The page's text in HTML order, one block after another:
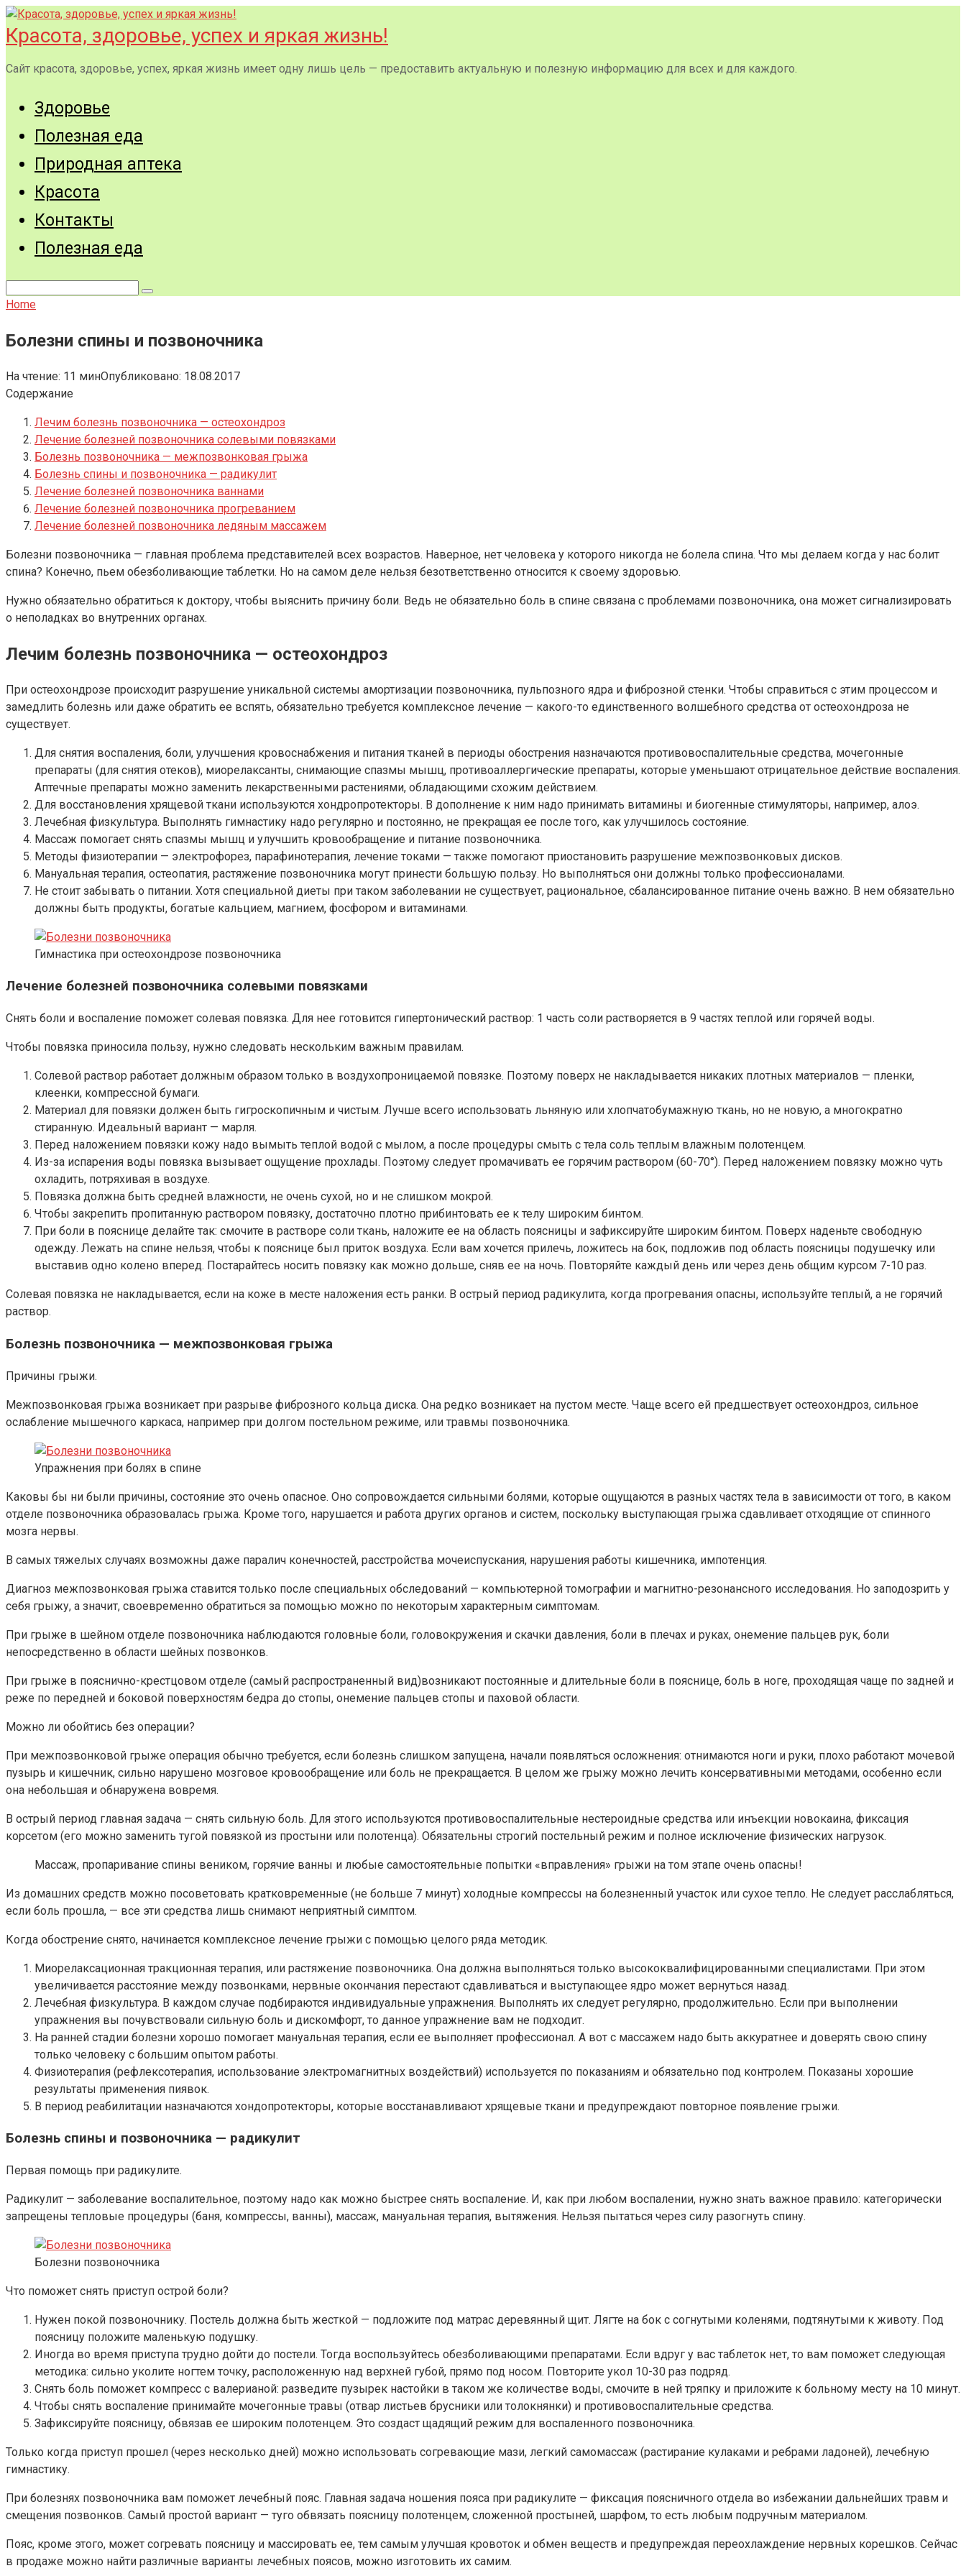
Перейти
к
контенту
Красота, здоровье, успех и яркая жизнь!
Сайт красота, здоровье, успех, яркая жизнь имеет одну лишь цель — предоставить актуальную и полезную информацию для всех и для каждого.
Здоровье
Полезная еда
Природная аптека
Красота
Контакты
Полезная еда
Home
Болезни спины и позвоночника
На чтение: 11 минОпубликовано: 18.08.2017
Содержание
Лечим болезнь позвоночника — остеохондроз
Лечение болезней позвоночника солевыми повязками
Болезнь позвоночника — межпозвонковая грыжа
Болезнь спины и позвоночника — радикулит
Лечение болезней позвоночника ваннами
Лечение болезней позвоночника прогреванием
Лечение болезней позвоночника ледяным массажем
Болезни позвоночника — главная проблема представителей всех возрастов. Наверное, нет человека у которого никогда не болела спина. Что мы делаем когда у нас болит
спина? Конечно, пьем обезболивающие таблетки. Но на самом деле нельзя безответственно относится к своему здоровью.
Нужно обязательно обратиться к доктору, чтобы выяснить причину боли. Ведь не обязательно боль в спине связана с проблемами позвоночника, она может сигнализировать
о неполадках во внутренних органах.
Лечим болезнь позвоночника — остеохондроз
При остеохондрозе происходит разрушение уникальной системы амортизации позвоночника, пульпозного ядра и фиброзной стенки. Чтобы справиться с этим процессом и
замедлить болезнь или даже обратить ее вспять, обязательно требуется комплексное лечение — какого-то единственного волшебного средства от остеохондроза не
существует.
Для снятия воспаления, боли, улучшения кровоснабжения и питания тканей в периоды обострения назначаются противовоспалительные средства, мочегонные
препараты (для снятия отеков), миорелаксанты, снимающие спазмы мышц, противоаллергические препараты, которые уменьшают отрицательное действие воспаления.
Аптечные препараты можно заменить лекарственными растениями, обладающими схожим действием.
Для восстановления хрящевой ткани используются хондропротекторы. В дополнение к ним надо принимать витамины и биогенные стимуляторы, например, алоэ.
Лечебная физкультура. Выполнять гимнастику надо регулярно и постоянно, не прекращая ее после того, как улучшилось состояние.
Массаж помогает снять спазмы мышц и улучшить кровообращение и питание позвоночника.
Методы физиотерапии — электрофорез, парафинотерапия, лечение токами — также помогают приостановить разрушение межпозвонковых дисков.
Мануальная терапия, остеопатия, растяжение позвоночника могут принести большую пользу. Но выполняться они должны только профессионалами.
Не стоит забывать о питании. Хотя специальной диеты при таком заболевании не существует, рациональное, сбалансированное питание очень важно. В нем обязательно
должны быть продукты, богатые кальцием, магнием, фосфором и витаминами.
Гимнастика при остеохондрозе позвоночника
Лечение болезней позвоночника солевыми повязками
Снять боли и воспаление поможет солевая повязка. Для нее готовится гипертонический раствор: 1 часть соли растворяется в 9 частях теплой или горячей воды.
Чтобы повязка приносила пользу, нужно следовать нескольким важным правилам.
Солевой раствор работает должным образом только в воздухопроницаемой повязке. Поэтому поверх не накладывается никаких плотных материалов — пленки,
клеенки, компрессной бумаги.
Материал для повязки должен быть гигроскопичным и чистым. Лучше всего использовать льняную или хлопчатобумажную ткань, но не новую, а многократно
стиранную. Идеальный вариант — марля.
Перед наложением повязки кожу надо вымыть теплой водой с мылом, а после процедуры смыть с тела соль теплым влажным полотенцем.
Из-за испарения воды повязка вызывает ощущение прохлады. Поэтому следует промачивать ее горячим раствором (60-70°). Перед наложением повязку можно чуть
охладить, потряхивая в воздухе.
Повязка должна быть средней влажности, не очень сухой, но и не слишком мокрой.
Чтобы закрепить пропитанную раствором повязку, достаточно плотно прибинтовать ее к телу широким бинтом.
При боли в пояснице делайте так: смочите в растворе соли ткань, наложите ее на область поясницы и зафиксируйте широким бинтом. Поверх наденьте свободную
одежду. Лежать на спине нельзя, чтобы к пояснице был приток воздуха. Если вам хочется прилечь, ложитесь на бок, подложив под область поясницы подушечку или
выставив одно колено вперед. Постарайтесь носить повязку как можно дольше, сняв ее на ночь. Повторяйте каждый день или через день общим курсом 7-10 раз.
Солевая повязка не накладывается, если на коже в месте наложения есть ранки. В острый период радикулита, когда прогревания опасны, используйте теплый, а не горячий
раствор.
Болезнь позвоночника — межпозвонковая грыжа
Причины грыжи.
Межпозвонковая грыжа возникает при разрыве фиброзного кольца диска. Она редко возникает на пустом месте. Чаще всего ей предшествует остеохондроз, сильное
ослабление мышечного каркаса, например при долгом постельном режиме, или травмы позвоночника.
Упражнения при болях в спине
Каковы бы ни были причины, состояние это очень опасное. Оно сопровождается сильными болями, которые ощущаются в разных частях тела в зависимости от того, в каком
отделе позвоночника образовалась грыжа. Кроме того, нарушается и работа других органов и систем, поскольку выступающая грыжа сдавливает отходящие от спинного
мозга нервы.
В самых тяжелых случаях возможны даже паралич конечностей, расстройства мочеиспускания, нарушения работы кишечника, импотенция.
Диагноз межпозвонковая грыжа ставится только после специальных обследований — компьютерной томографии и магнитно-резонансного исследования. Но заподозрить у
себя грыжу, а значит, своевременно обратиться за помощью можно по некоторым характерным симптомам.
При грыже в шейном отделе позвоночника наблюдаются головные боли, головокружения и скачки давления, боли в плечах и руках, онемение пальцев рук, боли
непосредственно в области шейных позвонков.
При грыже в пояснично-крестцовом отделе (самый распространенный вид)возникают постоянные и длительные боли в пояснице, боль в ноге, проходящая чаще по задней и
реже по передней и боковой поверхностям бедра до стопы, онемение пальцев стопы и паховой области.
Можно ли обойтись без операции?
При межпозвонковой грыже операция обычно требуется, если болезнь слишком запущена, начали появляться осложнения: отнимаются ноги и руки, плохо работают мочевой
пузырь и кишечник, сильно нарушено мозговое кровообращение или боль не прекращается. В целом же грыжу можно лечить консервативными методами, особенно если
она небольшая и обнаружена вовремя.
В острый период главная задача — снять сильную боль. Для этого используются противовоспалительные нестероидные средства или инъекции новокаина, фиксация
корсетом (его можно заменить тугой повязкой из простыни или полотенца). Обязательны строгий постельный режим и полное исключение физических нагрузок.
Массаж, пропаривание спины веником, горячие ванны и любые самостоятельные попытки «вправления» грыжи на том этапе очень опасны!
Из домашних средств можно посоветовать кратковременные (не больше 7 минут) холодные компрессы на болезненный участок или сухое тепло. Не следует расслабляться,
если боль прошла, — все эти средства лишь снимают неприятный симптом.
Когда обострение снято, начинается комплексное лечение грыжи с помощью целого ряда методик.
Миорелаксационная тракционная терапия, или растяжение позвоночника. Она должна выполняться только высококвалифицированными специалистами. При этом
увеличивается расстояние между позвонками, нервные окончания перестают сдавливаться и выступающее ядро может вернуться назад.
Лечебная физкультура. В каждом случае подбираются индивидуальные упражнения. Выполнять их следует регулярно, продолжительно. Если при выполнении
упражнения вы почувствовали сильную боль и дискомфорт, то данное упражнение вам не подходит.
На ранней стадии болезни хорошо помогает мануальная терапия, если ее выполняет профессионал. А вот с массажем надо быть аккуратнее и доверять свою спину
только человеку с большим опытом работы.
Физиотерапия (рефлексотерапия, использование электромагнитных воздействий) используется по показаниям и обязательно под контролем. Показаны хорошие
результаты применения пиявок.
В период реабилитации назначаются хондопротекторы, которые восстанавливают хрящевые ткани и предупреждают повторное появление грыжи.
Болезнь спины и позвоночника — радикулит
Первая помощь при радикулите.
Радикулит — заболевание воспалительное, поэтому надо как можно быстрее снять воспаление. И, как при любом воспалении, нужно знать важное правило: категорически
запрещены тепловые процедуры (баня, компрессы, ванны), массаж, мануальная терапия, вытяжения. Нельзя пытаться через силу разогнуть спину.
Болезни позвоночника
Что поможет снять приступ острой боли?
Нужен покой позвоночнику. Постель должна быть жесткой — подложите под матрас деревянный щит. Лягте на бок с согнутыми коленями, подтянутыми к животу. Под
поясницу положите маленькую подушку.
Иногда во время приступа трудно дойти до постели. Тогда воспользуйтесь обезболивающими препаратами. Если вдруг у вас таблеток нет, то вам поможет следующая
методика: сильно уколите ногтем точку, расположенную над верхней губой, прямо под носом. Повторите укол 10-30 раз подряд.
Снять боль поможет компресс с валерианой: разведите пузырек настойки в таком же количестве воды, смочите в ней тряпку и приложите к больному месту на 10 минут.
Чтобы снять воспаление принимайте мочегонные травы (отвар листьев брусники или толокнянки) и противовоспалительные средства.
Зафиксируйте поясницу, обвязав ее широким полотенцем. Это создаст щадящий режим для воспаленного позвоночника.
Только когда приступ прошел (через несколько дней) можно использовать согревающие мази, легкий самомассаж (растирание кулаками и ребрами ладоней), лечебную
гимнастику.
При болезнях позвоночника вам поможет лечебный пояс. Главная задача ношения пояса при радикулите — фиксация поясничного отдела во избежании дальнейших травм и
смещения позвонков. Самый простой вариант — туго обвязать поясницу полотенцем, сложенной простыней, шарфом, то есть любым подручным материалом.
Пояс, кроме этого, может согревать поясницу и массировать ее, тем самым улучшая кровоток и обмен веществ и предупреждая переохлаждение нервных корешков. Сейчас
в продаже можно найти различные варианты лечебных поясов, можно изготовить их самим.